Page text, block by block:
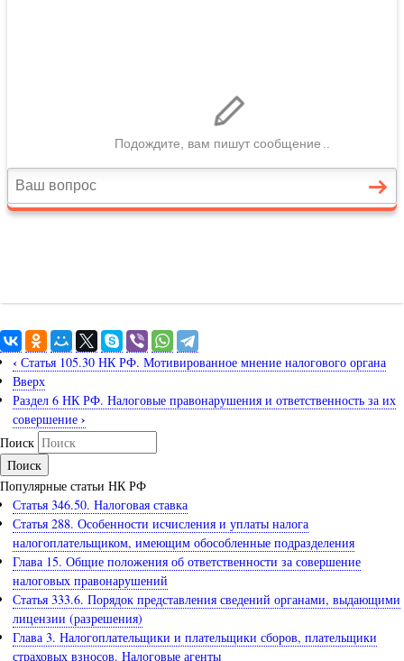
‹ Статья 105.30 НК РФ. Мотивированное мнение налогового органа
Вверх
Раздел 6 НК РФ. Налоговые правонарушения и ответственность за их
совершение ›
Поиск
Популярные статьи НК РФ
Статья 346.50. Налоговая ставка
Статья 288. Особенности исчисления и уплаты налога
налогоплательщиком, имеющим обособленные подразделения
Глава 15. Общие положения об ответственности за совершение
налоговых правонарушений
Статья 333.6. Порядок представления сведений органами, выдающими
лицензии (разрешения)
Глава 3. Налогоплательщики и плательщики сборов, плательщики
страховых взносов. Налоговые агенты